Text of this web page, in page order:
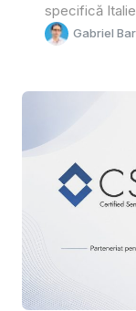
specifică
Gabriel